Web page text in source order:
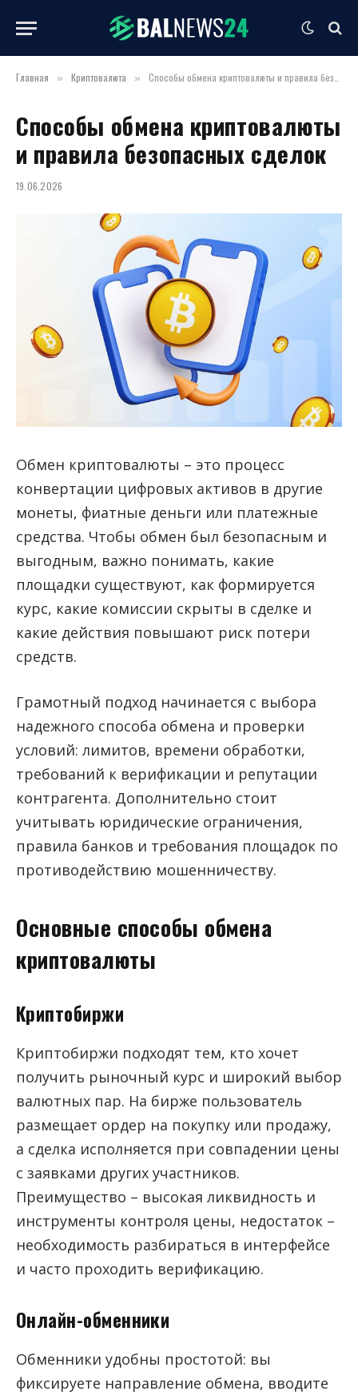
Главная » Криптовалюта » Способы обмена криптовалюты и правила безопасных сделок
Способы обмена криптовалюты
и правила безопасных сделок
19.06.2026
Обмен криптовалюты – это процесс
конвертации цифровых активов в другие
монеты, фиатные деньги или платежные
средства. Чтобы обмен был безопасным и
выгодным, важно понимать, какие
площадки существуют, как формируется
курс, какие комиссии скрыты в сделке и
какие действия повышают риск потери
средств.
Грамотный подход начинается с выбора
надежного способа обмена и проверки
условий: лимитов, времени обработки,
требований к верификации и репутации
контрагента. Дополнительно стоит
учитывать юридические ограничения,
правила банков и требования площадок по
противодействию мошенничеству.
Основные способы обмена
криптовалюты
Криптобиржи
Криптобиржи подходят тем, кто хочет
получить рыночный курс и широкий выбор
валютных пар. На бирже пользователь
размещает ордер на покупку или продажу,
а сделка исполняется при совпадении цены
с заявками других участников.
Преимущество – высокая ликвидность и
инструменты контроля цены, недостаток –
необходимость разбираться в интерфейсе
и часто проходить верификацию.
Онлайн-обменники
Обменники удобны простотой: вы
фиксируете направление обмена, вводите